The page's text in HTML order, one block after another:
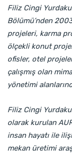
Filiz Cingi
Bölümü’nden
projeleri, karma
ölçekli konut
ofisler, otel
çalışmış olan
yönetimi
Filiz Cingi
olarak kurulan
insan hayatı ile
mekan üretimi